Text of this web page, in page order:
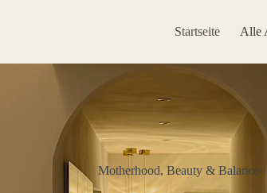
Startseite Alle
Motherhood, Beauty & Balance